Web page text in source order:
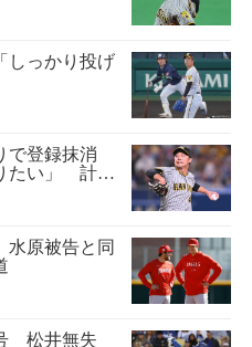
しっかり投げ
で登録抹消
たい」 計４
原被告と同
松井無失